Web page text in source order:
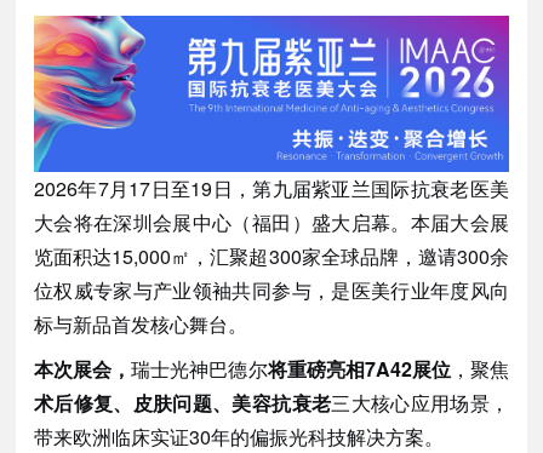
2026年7月17日至19日，第九届紫亚兰国际抗衰老医美
大会将在深圳会展中心（福田）盛大启幕。本届大会展
览面积达15,000㎡，汇聚超300家全球品牌，邀请300余
位权威专家与产业领袖共同参与，是医美行业年度风向
标与新品首发核心舞台。
本次展会，瑞士光神巴德尔将重磅亮相7A42展位，聚焦
术后修复、皮肤问题、美容抗衰老三大核心应用场景，
带来欧洲临床实证30年的偏振光科技解决方案。